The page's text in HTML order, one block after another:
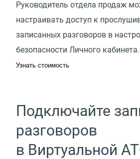
Руководитель отдела продаж
настраивать доступ к
записанных разговоров в
безопасности Личного кабинета.
Узнать стоимость
Подключайте
разговоров
в Виртуальной